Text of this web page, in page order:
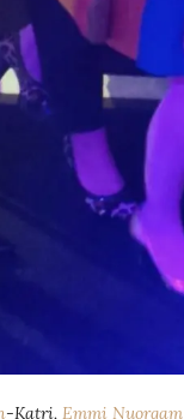
-Katri, Emmi Nuorgam